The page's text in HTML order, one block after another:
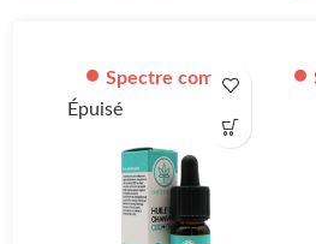
Spectre complet
Épuisé